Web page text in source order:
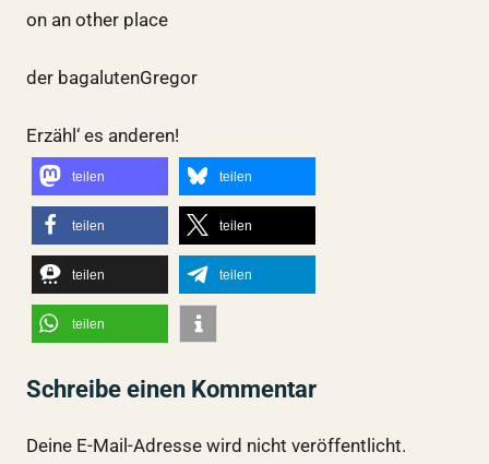
on an other place
der bagalutenGregor
Erzähl‘ es anderen!
teilen teilen
teilen teilen
teilen teilen
teilen
Schreibe einen Kommentar
Deine E-Mail-Adresse wird nicht veröffentlicht.